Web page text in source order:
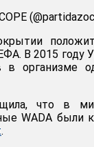
В 2015 году
организме
что в
WADA были
.